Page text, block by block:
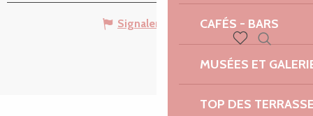
CAFÉS - BARS
MUSÉES ET
TOP DES
Voir les favoris
Signaler une erreur